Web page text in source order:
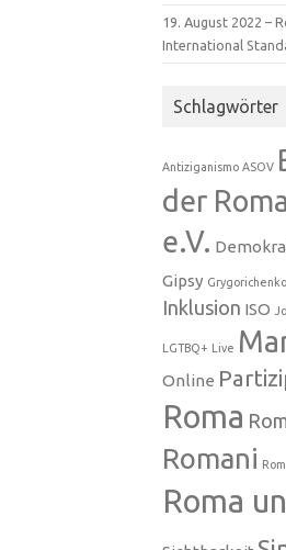
19. August 2022 –
International
Schlagwörter
Antiziganismo ASOV
der
e.V.
Gipsy
Inklusion ISO
LGTBQ+ Live
Online
Roma
Romani
Roma